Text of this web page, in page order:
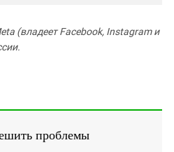
(владеет Facebook, Instagram и
проблемы